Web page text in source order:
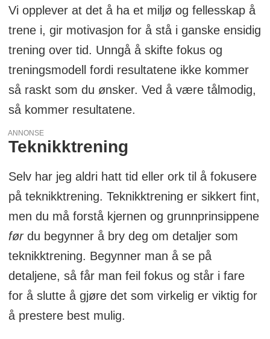
Vi opplever at det å ha et miljø og fellesskap å
trene i, gir motivasjon for å stå i ganske ensidig
trening over tid. Unngå å skifte fokus og
treningsmodell fordi resultatene ikke kommer
så raskt som du ønsker. Ved å være tålmodig,
så kommer resultatene.
ANNONSE
Teknikktrening
Selv har jeg aldri hatt tid eller ork til å fokusere
på teknikktrening. Teknikktrening er sikkert fint,
men du må forstå kjernen og grunnprinsippene
førdu begynner å bry deg om detaljer som
teknikktrening. Begynner man å se på
detaljene, så får man feil fokus og står i fare
for å slutte å gjøre det som virkelig er viktig for
å prestere best mulig.